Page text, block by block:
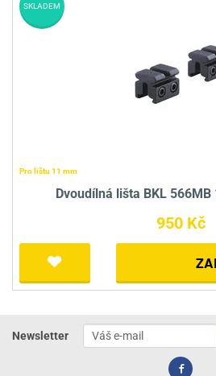
Pro lištu 11 mm
Dvoudílná lišta BKL
950 Kč
SKLADEM
Newsletter